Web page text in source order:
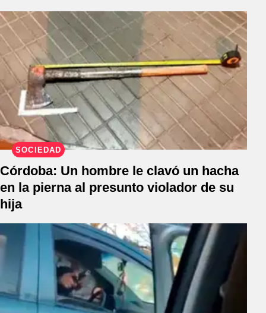
SOCIEDAD
Córdoba: Un hombre le clavó un hacha
en la pierna al presunto violador de su
hija